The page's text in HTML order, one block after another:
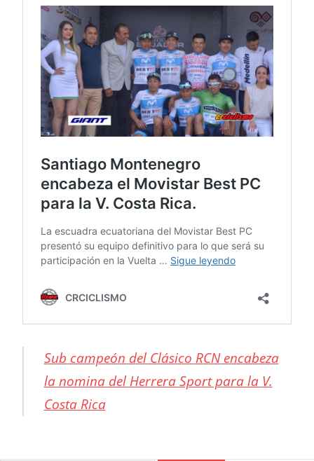
Sub campeón del Clásico RCN encabeza
la nomina del Herrera Sport para la V.
Costa Rica